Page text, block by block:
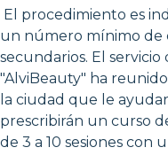
El procedimiento es
un número mínimo de
secundarios. El
"AlviBeauty" ha
la ciudad que le
prescribirán un curso
de 3 a 10 sesiones con